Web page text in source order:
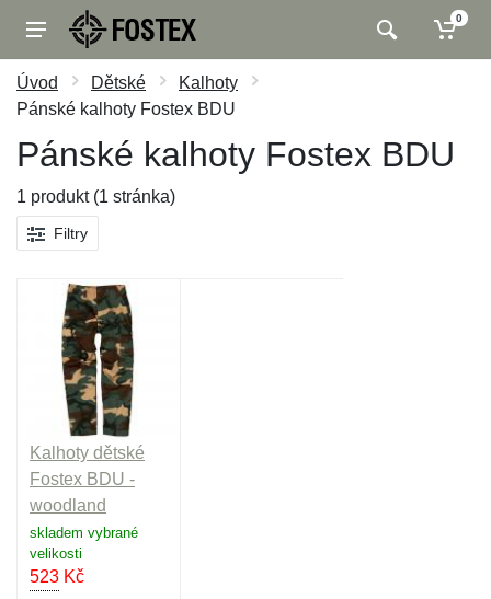
0
Úvod Dětské
Kalhoty
Pánské kalhoty Fostex BDU
Pánské kalhoty Fostex BDU
1 produkt (1 stránka)
Filtry
Kalhoty dětské
Fostex BDU -
woodland
skladem vybrané
velikosti
523 Kč